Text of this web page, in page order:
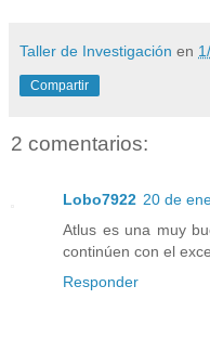
Taller de Investigación en
Compartir
2 comentarios:
Lobo7922 20 de
Atlus es una muy
continúen con el
Responder